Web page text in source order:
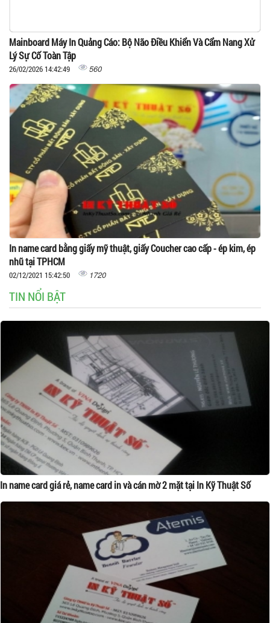
Mainboard Máy In Quảng Cáo: Bộ Não Điều Khiển Và Cẩm Nang Xử
Lý Sự Cố Toàn Tập
26/02/2026 14:42:49 560
In name card bằng giấy mỹ thuật, giấy Coucher cao cấp - ép kim, ép
nhũ tại TPHCM
02/12/2021 15:42:50 1720
TIN NỔI BẬT
In name card giá rẻ, name card in và cán mờ 2 mặt tại In Kỹ Thuật Số